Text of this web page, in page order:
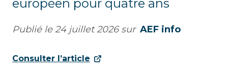
européen pour quatre ans
Publié le24 juillet 2026sur AEF info
Consulter l’article